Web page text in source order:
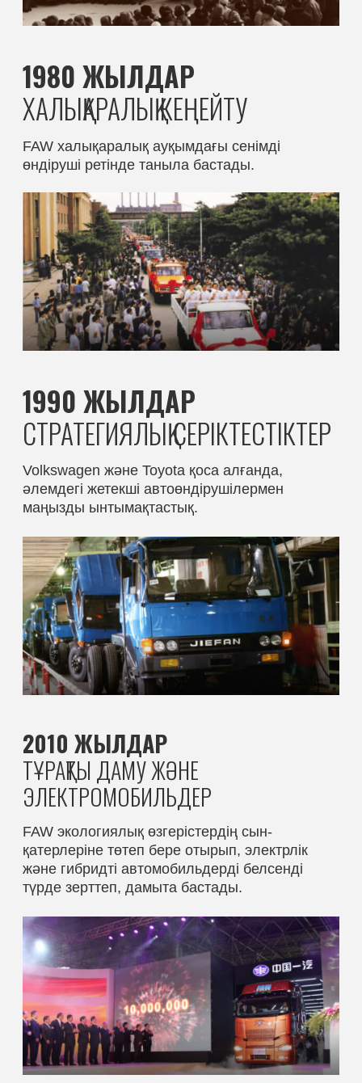
2020 ЖЫЛДАР
БОЛАШАҚҚА БАҒЫТ
және автономды жүргізу саласындағы
зерттеуді бастау.
FAW автомобиль
индустриясын
трансформациялауда
жетекші рөл атқаруды
жалғастыруда
Сұрақтарыңыз бар ма?
Біз сізге барлық мәселелер
бойынша кеңес береміз
+7
Сізді не қызықтырады?
Көлік сатып алу
Техникалық қызмет көрсету
Өтінімді жіберу арқылы сіз құпиялылық саясатымен
келісесіз
ӨТІНІМ ҚАЛДЫРУ
Алматы байланыстары
+7 700 150 22 68
+7 700 150 22 81
+7 700 150 22 75